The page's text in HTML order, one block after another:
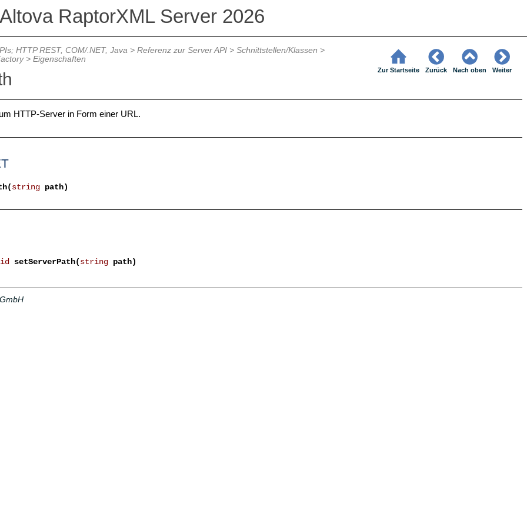
Altova RaptorXML Server 2026
HTTP REST, COM/.NET, Java> Referenz zur Server API> Schnittstellen/Klassen >
> Eigenschaften
Zur Startseite Zurück Nach oben Weiter
HTTP-Server in Form einer URL.
stringpath)
setServerPath( stringpath)